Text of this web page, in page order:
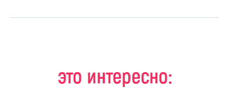
это интересно: